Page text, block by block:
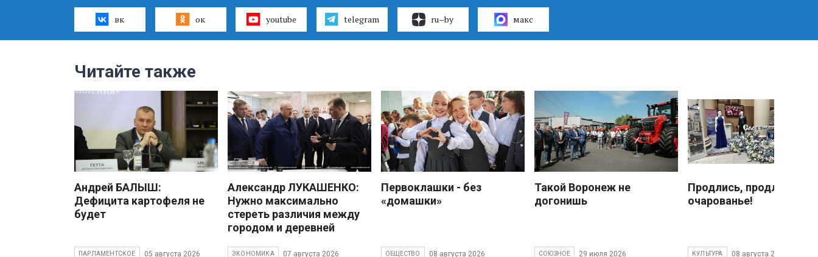
вк ок youtube telegram ru–by макс
Читайте также
Андрей БАЛЫШ:
Дефицита картофеля не
будет
ПАРЛАМЕНТСКОЕ 05 августа 2026
Александр ЛУКАШЕНКО:
Нужно максимально
стереть различия между
городом и деревней
ЭКОНОМИКА 07 августа 2026
Первоклашки - без
«домашки»
ОБЩЕСТВО 08 августа 2026
Такой Воронеж не
догонишь
СОЮЗНОЕ 29 июля 2026
Продлись, продлись
очарованье!
КУЛЬТУРА 08 августа 2026